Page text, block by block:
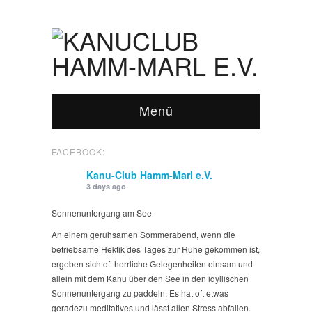
Menü
FACEBOOK:
Kanu-Club Hamm-Marl e.V.
3 days ago
Sonnenuntergang am See
An einem geruhsamen Sommerabend, wenn die
betriebsame Hektik des Tages zur Ruhe gekommen ist,
ergeben sich oft herrliche Gelegenheiten einsam und
allein mit dem Kanu über den See in den idyllischen
Sonnenuntergang zu paddeln. Es hat oft etwas
geradezu meditatives und lässt allen Stress abfallen.